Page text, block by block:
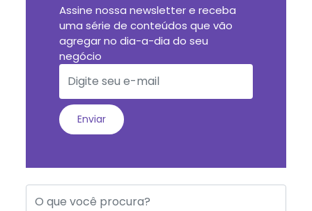
Assine nossa newsletter e receba
uma série de conteúdos que vão
agregar no dia-a-dia do seu
negócio
Enviar